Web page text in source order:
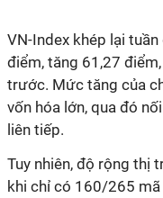
VN-Index khép lại
điểm, tăng 61,27
trước. Mức tăng của
vốn hóa lớn, qua đó
liên tiếp.
Tuy nhiên, độ rộng thị
khi chỉ có 160/265